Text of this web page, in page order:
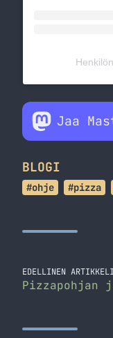
Jaa
BLOGI
#ohje #pizza
EDELLINEN ARTIKKELI
Pizzapohjan